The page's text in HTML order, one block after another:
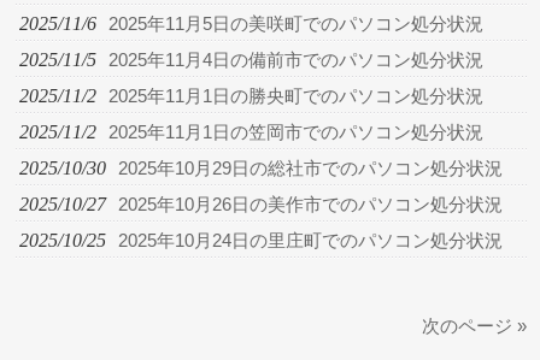
2025/11/6 2025年11月5日の美咲町でのパソコン処分状況
2025/11/5 2025年11月4日の備前市でのパソコン処分状況
2025/11/2 2025年11月1日の勝央町でのパソコン処分状況
2025/11/2 2025年11月1日の笠岡市でのパソコン処分状況
2025/10/30 2025年10月29日の総社市でのパソコン処分状況
2025/10/27 2025年10月26日の美作市でのパソコン処分状況
2025/10/25 2025年10月24日の里庄町でのパソコン処分状況
次のページ »